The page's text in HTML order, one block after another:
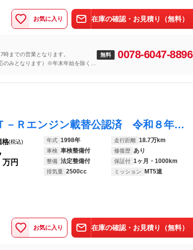
お気に入り 在庫の確認・お見積り（無料）
までの営業となります。
のみとなります）※年末年始を除く
無料 0078-6047-8896
スカイライン ２５ＧＴ ＧＴ－Ｒエンジン載替公認済 令和８年２月エンジンオーバーホール済 ５速ＭＴ載替公認済 全塗装 新品エアロ 車高調 ＴＥ３７ １８ＡＷ 砲弾マフラー ＧＴ－Ｖビッグキャリパー移設 タイベルウォポン交換済
格(税込)
万円
年式 1998年 走行距離 18.7万km
車検 車検整備付 修復歴 あり
整備 法定整備付 保証付 1ヶ月・1000km
排気量 2500cc ミッション MT5速
お気に入り 在庫の確認・お見積り（無料）